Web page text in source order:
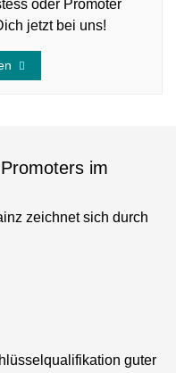
oder Promoter
jetzt bei uns!
im
zeichnet sich durch
guter